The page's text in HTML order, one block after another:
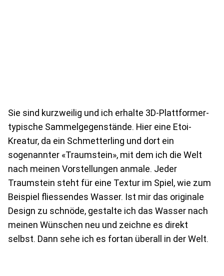
Sie sind kurzweilig und ich erhalte 3D-Plattformer-
typische Sammelgegenstände. Hier eine Etoi-
Kreatur, da ein Schmetterling und dort ein
sogenannter «Traumstein», mit dem ich die Welt
nach meinen Vorstellungen anmale. Jeder
Traumstein steht für eine Textur im Spiel, wie zum
Beispiel fliessendes Wasser. Ist mir das originale
Design zu schnöde, gestalte ich das Wasser nach
meinen Wünschen neu und zeichne es direkt
selbst. Dann sehe ich es fortan überall in der Welt.